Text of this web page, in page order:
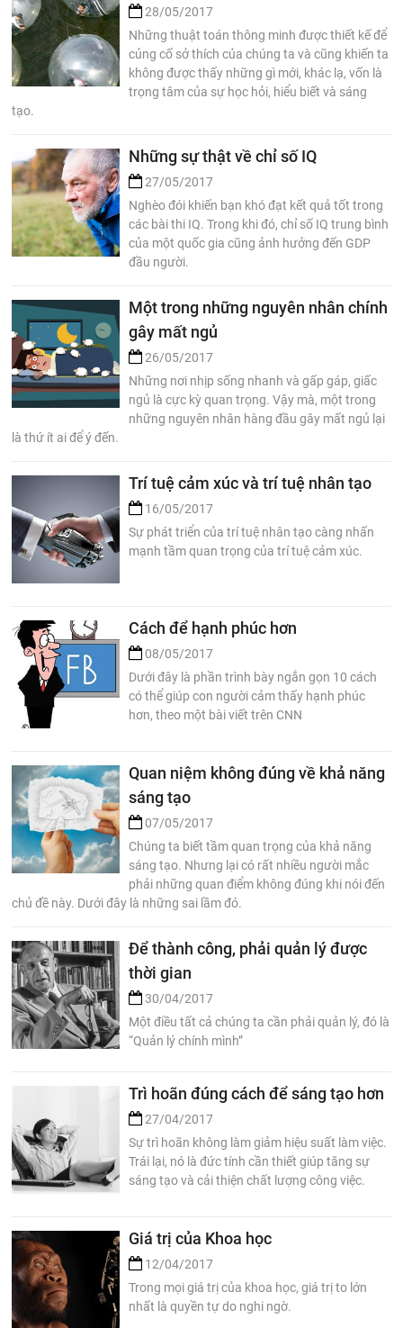
28/05/2017
Những thuật toán thông minh được thiết kế để
củng cố sở thích của chúng ta và cũng khiến ta
không được thấy những gì mới, khác lạ, vốn là
trọng tâm của sự học hỏi, hiểu biết và sáng
tạo.
Những sự thật về chỉ số IQ
27/05/2017
Nghèo đói khiến bạn khó đạt kết quả tốt trong
các bài thi IQ. Trong khi đó, chỉ số IQ trung bình
của một quốc gia cũng ảnh hưởng đến GDP
đầu người.
Một trong những nguyên nhân chính
gây mất ngủ
26/05/2017
Những nơi nhịp sống nhanh và gấp gáp, giấc
ngủ là cực kỳ quan trọng. Vậy mà, một trong
những nguyên nhân hàng đầu gây mất ngủ lại
là thứ ít ai để ý đến.
Trí tuệ cảm xúc và trí tuệ nhân tạo
16/05/2017
Sự phát triển của trí tuệ nhân tạo càng nhấn
mạnh tầm quan trọng của trí tuệ cảm xúc.
Cách để hạnh phúc hơn
08/05/2017
Dưới đây là phần trình bày ngắn gọn 10 cách
có thể giúp con người cảm thấy hạnh phúc
hơn, theo một bài viết trên CNN
Quan niệm không đúng về khả năng
sáng tạo
07/05/2017
Chúng ta biết tầm quan trọng của khả năng
sáng tạo. Nhưng lại có rất nhiều người mắc
phải những quan điểm không đúng khi nói đến
chủ đề này. Dưới đây là những sai lầm đó.
Để thành công, phải quản lý được
thời gian
30/04/2017
Một điều tất cả chúng ta cần phải quản lý, đó là
“Quản lý chính mình”
Trì hoãn đúng cách để sáng tạo hơn
27/04/2017
Sự trì hoãn không làm giảm hiệu suất làm việc.
Trái lại, nó là đức tính cần thiết giúp tăng sự
sáng tạo và cải thiện chất lượng công việc.
Giá trị của Khoa học
12/04/2017
Trong mọi giá trị của khoa học, giá trị to lớn
nhất là quyền tự do nghi ngờ.